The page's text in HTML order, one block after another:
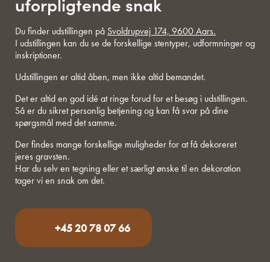
Du finder udstillingen på Svoldrupvej 174, 9600 Aars.
I udstillingen kan du se de forskellige stentyper, udformninger og
inskriptioner.
Udstillingen er altid åben, men ikke altid bemandet.
Det er altid en god idé at ringe forud for et besøg i udstillingen.
Så er du sikret personlig betjening og kan få svar på dine
spørgsmål med det samme.
Der findes mange forskellige muligheder for at få dekoreret
jeres gravsten.
Har du selv en tegning eller et særligt ønske til en dekoration
tager vi en snak om det.
+45 20 78 07 66